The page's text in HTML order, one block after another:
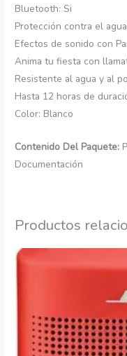
Bluetooth: Si
Protección contra el
Efectos de sonido con
Anima tu fiesta con
Resistente al agua y al
Hasta 12 horas de
Color: Blanco
Contenido Del Paquete:
Documentación
Productos